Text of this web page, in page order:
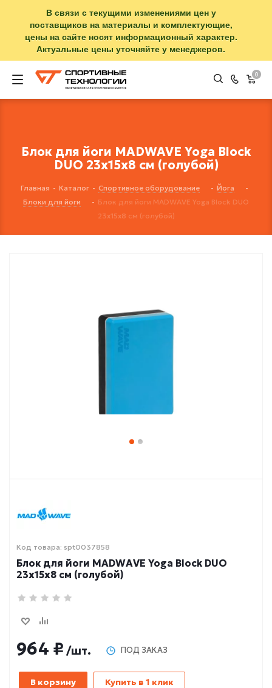
В связи с текущими изменениями цен у
поставщиков на материалы и комплектующие,
цены на сайте носят информационный характер.
Актуальные цены уточняйте у менеджеров.
0
Блок для йоги MADWAVE Yoga Block
DUO 23х15х8 см (голубой)
Главная - Каталог - Спортивное оборудование - Йога
-
Блоки для йоги
- Блок для йоги MADWAVE Yoga Block DUO
23х15х8 см (голубой)
Код товара: spt0037858
Блок для йоги MADWAVE Yoga Block DUO
23х15х8 см (голубой)
964 ₽ /шт. ПОД ЗАКАЗ
В корзину Купить в 1 клик